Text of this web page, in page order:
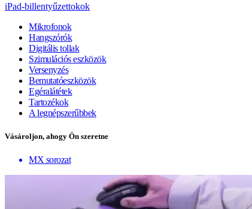
iPad-billentyűzettokok
Mikrofonok
Hangszórók
Digitális tollak
Szimulációs eszközök
Versenyzés
Bemutatóeszközök
Egéralátétek
Tartozékok
A legnépszerűbbek
Vásároljon, ahogy Ön szeretne
MX sorozat